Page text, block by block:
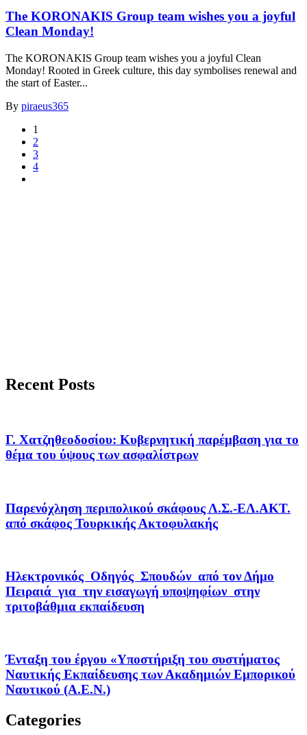
The KORONAKIS Group team wishes you a joyful
Clean Monday!
The KORONAKIS Group team wishes you a joyful Clean
Monday! Rooted in Greek culture, this day symbolises renewal and
the start of Easter...
By piraeus365
1
2
3
4
Recent Posts
Γ. Χατζηθεοδοσίου: Κυβερνητική παρέμβαση για το
θέμα του ύψους των ασφαλίστρων
Παρενόχληση περιπολικού σκάφους Λ.Σ.-ΕΛ.ΑΚΤ.
από σκάφος Τουρκικής Ακτοφυλακής
Ηλεκτρονικός Οδηγός Σπουδών από τον Δήμο
Πειραιά για την εισαγωγή υποψηφίων στην
τριτοβάθμια εκπαίδευση
Ένταξη του έργου «Υποστήριξη του συστήματος
Ναυτικής Εκπαίδευσης των Ακαδημιών Εμπορικού
Ναυτικού (Α.Ε.Ν.)
Categories